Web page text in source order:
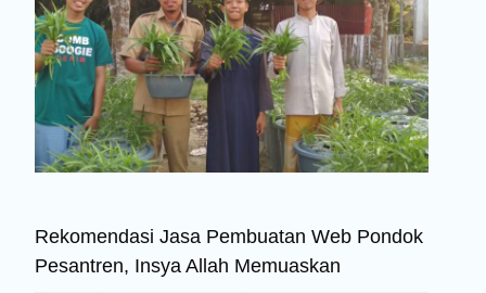
Rekomendasi Jasa Pembuatan Web Pondok
Pesantren, Insya Allah Memuaskan